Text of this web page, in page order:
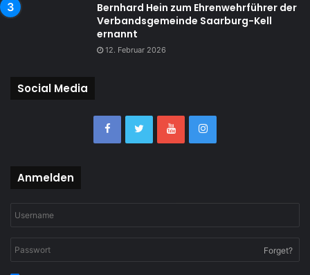
Bernhard Hein zum Ehrenwehrführer der
Verbandsgemeinde Saarburg-Kell
ernannt
12. Februar 2026
Social Media
Anmelden
Forget?